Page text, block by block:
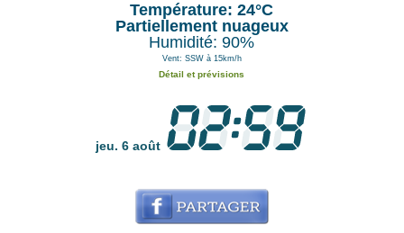
Température: 24°C
Partiellement nuageux
Humidité: 90%
Vent: SSW à 15km/h
Détail et prévisions
jeu. 6 août